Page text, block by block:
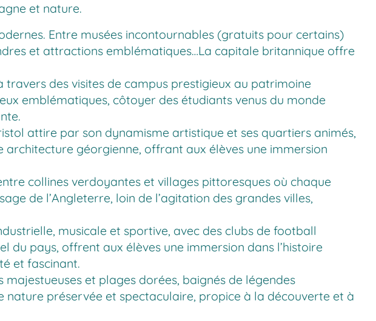
et nature.
Entre musées incontournables (gratuits pour certains)
et attractions emblématiques…La capitale britannique offre
des visites de campus prestigieux au patrimoine
emblématiques, côtoyer des étudiants venus du monde
attire par son dynamisme artistique et ses quartiers animés,
géorgienne, offrant aux élèves une immersion
collines verdoyantes et villages pittoresques où chaque
de l’Angleterre, loin de l’agitation des grandes villes,
musicale et sportive, avec des clubs de football
pays, offrent aux élèves une immersion dans l’histoire
et fascinant.
et plages dorées, baignés de légendes
préservée et spectaculaire, propice à la découverte et à